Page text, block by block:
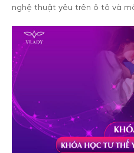
nghệ thuật yêu trên ô tô và